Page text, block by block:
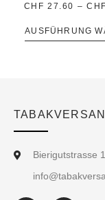
CHF 27.60 – CHF
AUSFÜHRUNG
Bierigutstrasse